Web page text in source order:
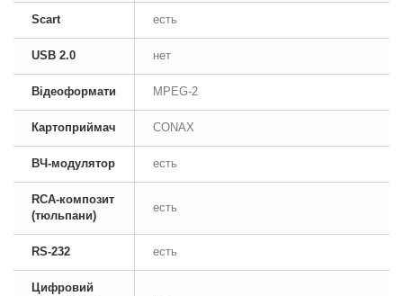
Scart есть
USB 2.0 нет
Відеоформати MPEG-2
Картоприймач CONAX
ВЧ-модулятор есть
RCA-композит
(тюльпани)
есть
RS-232 есть
Цифровий